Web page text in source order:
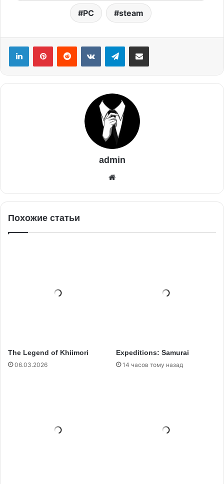
PC steam
admin
Похожие статьи
The Legend of Khiimori
06.03.2026
Expeditions: Samurai
14 часов тому назад